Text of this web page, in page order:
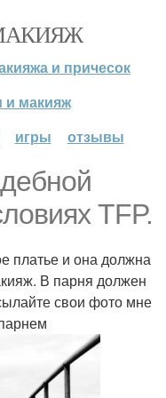
и причесок
и макияж
игры отзывы
TFP.
платье и она должна
В парня должен
свои фото мне